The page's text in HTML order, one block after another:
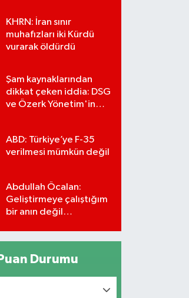
KHRN: İran sınır
muhafızları iki Kürdü
vurarak öldürdü
Şam kaynaklarından
dikkat çeken iddia: DSG
ve Özerk Yönetim'in
ABD: Türkiye’ye F-35
verilmesi mümkün değil
Abdullah Öcalan:
Geliştirmeye çalıştığım
bir anın değil
Durumu